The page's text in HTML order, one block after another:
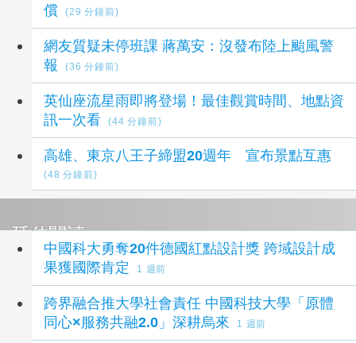
償
(29 分鐘前)
網友質疑未停班課 蔣萬安：沒發布陸上颱風警
報
(36 分鐘前)
英仙座流星雨即將登場！最佳觀賞時間、地點資
訊一次看
(44 分鐘前)
高雄、東京八王子締盟20週年 宣布景點互惠
(48 分鐘前)
延伸閱讀
中國科大勇奪20件德國紅點設計獎 跨域設計成
果獲國際肯定
1 週前
跨界融合推大學社會責任 中國科技大學「原體
同心×服務共融2.0」深耕烏來
1 週前